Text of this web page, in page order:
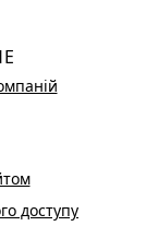
доступу